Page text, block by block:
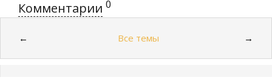
Комментарии 0
← Все темы →